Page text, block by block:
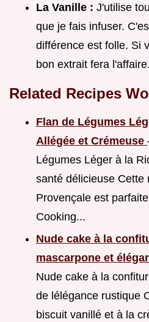
La Vanille : J'utilise
que je fais infuser.
différence est folle. Si
bon extrait fera l'affaire.
Related Recipes
Flan de Légumes
Allégée et Crémeuse
Légumes Léger à la
santé délicieuse Cette
Provençale est
Cooking...
Nude cake à la
mascarpone et
Nude cake à la
de lélégance rustique
biscuit vanillé et à la